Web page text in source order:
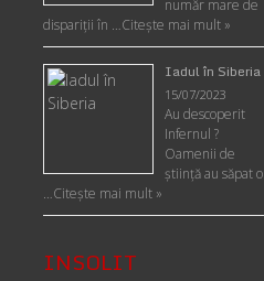
număr mare de
dispariții în …Citește mai mult »
Iadul în Siberia
15/07/2023
Au descoperit
Infernul ?
Oamenii de
ştiinţă au săpat o
…Citește mai mult »
INSOLIT